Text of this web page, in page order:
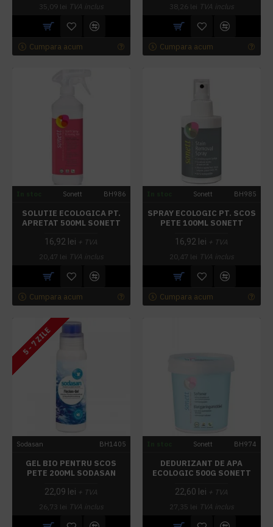
35,09 lei TVA inclus
Cumpara acum
38,26 lei TVA inclus
Cumpara acum
Sonett BH986
SOLUTIE ECOLOGICA PT.
APRETAT 500ML SONETT
16,92 lei + TVA
20,47 lei TVA inclus
Cumpara acum
Sonett BH985
SPRAY ECOLOGIC PT. SCOS
PETE 100ML SONETT
16,92 lei + TVA
20,47 lei TVA inclus
Cumpara acum
5 - 7 ZILE
Sodasan BH1405
GEL BIO PENTRU SCOS
PETE 200ML SODASAN
22,09 lei + TVA
26,73 lei TVA inclus
Sonett BH974
DEDURIZANT DE APA
ECOLOGIC 500G SONETT
22,60 lei + TVA
27,35 lei TVA inclus